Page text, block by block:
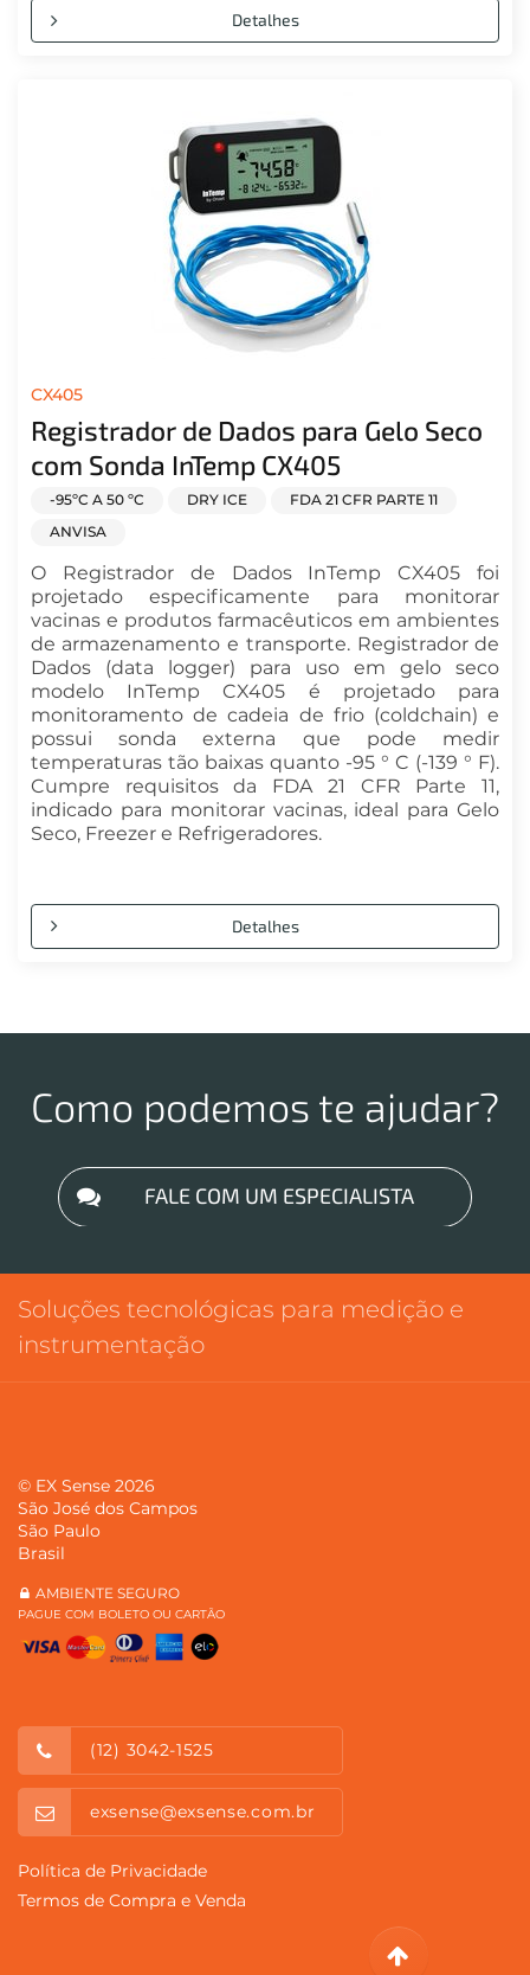
Detalhes
CX405
Registrador de Dados para Gelo Seco
com Sonda InTemp CX405
-95ºC A 50 ºC DRY ICE
FDA 21 CFR PARTE 11
ANVISA
O Registrador de Dados InTemp CX405 foi
projetado especificamente para monitorar
vacinas e produtos farmacêuticos em ambientes
de armazenamento e transporte. Registrador de
Dados (data logger) para uso em gelo seco
modelo InTemp CX405 é projetado para
monitoramento de cadeia de frio (coldchain) e
possui sonda externa que pode medir
temperaturas tão baixas quanto -95 ° C (-139 ° F).
Cumpre requisitos da FDA 21 CFR Parte 11,
indicado para monitorar vacinas, ideal para Gelo
Seco, Freezer e Refrigeradores.
Detalhes
Como podemos te ajudar?
FALE COM UM ESPECIALISTA
Soluções tecnológicas para medição e
instrumentação
© EX Sense 2026
São José dos Campos
São Paulo
Brasil
AMBIENTE SEGURO
PAGUE COM BOLETO OU CARTÃO
(12) 3042-1525
exsense@exsense.com.br
Política de Privacidade
Termos de Compra e Venda